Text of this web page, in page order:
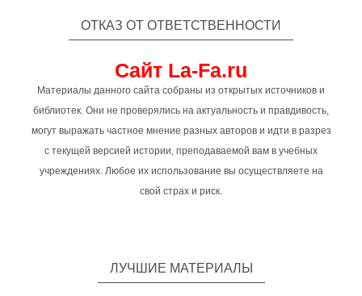
ОТКАЗ ОТ ОТВЕТСТВЕННОСТИ
Сайт La-Fa.ru
Материалы данного сайта собраны из открытых источников и
библиотек. Они не проверялись на актуальность и правдивость,
могут выражать частное мнение разных авторов и идти в разрез
с текущей версией истории, преподаваемой вам в учебных
учреждениях. Любое их использование вы осуществляете на
свой страх и риск.
ЛУЧШИЕ МАТЕРИАЛЫ